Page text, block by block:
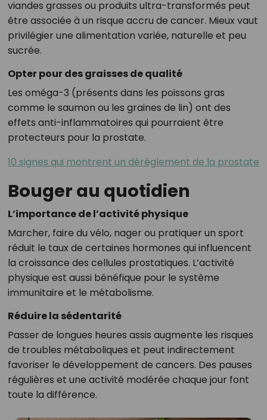
viandes grasses ou produits ultra-transformés peut
être associée à un risque accru de cancer. Mieux vaut
privilégier une alimentation variée, naturelle et peu
sucrée.
Opter pour des graisses de qualité
Les oméga-3 (présents dans les poissons gras
comme le saumon ou les graines de lin) ont des
effets anti-inflammatoires qui pourraient être
protecteurs pour la prostate.
10 signes qui montrent un dérèglement de la prostate
Bouger au quotidien
L’importance de l’activité physique
Marcher, faire du vélo, nager ou pratiquer un sport
réduit le taux de certaines hormones qui influencent
la croissance des cellules prostatiques. L’activité
physique est aussi bénéfique pour le système
immunitaire et le métabolisme.
Réduire la sédentarité
Passer de longues heures assis augmente les risques
de troubles métaboliques et peut indirectement
favoriser le développement de cancers. Des pauses
régulières et une activité modérée chaque jour font
toute la différence.